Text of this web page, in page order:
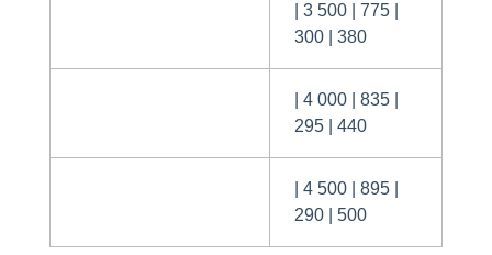
| 3 500 | 775 |
300 | 380
| 4 000 | 835 |
295 | 440
| 4 500 | 895 |
290 | 500